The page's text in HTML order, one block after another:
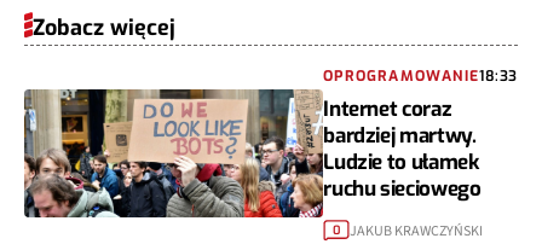
Zobacz więcej
OPROGRAMOWANIE18:33
Internet coraz
bardziej martwy.
Ludzie to ułamek
ruchu sieciowego
0 JAKUB KRAWCZYŃSKI